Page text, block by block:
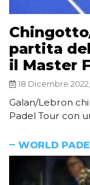
partita
il Master
18 Dicembre
Galan/Lebron
Padel Tour con
WORLD